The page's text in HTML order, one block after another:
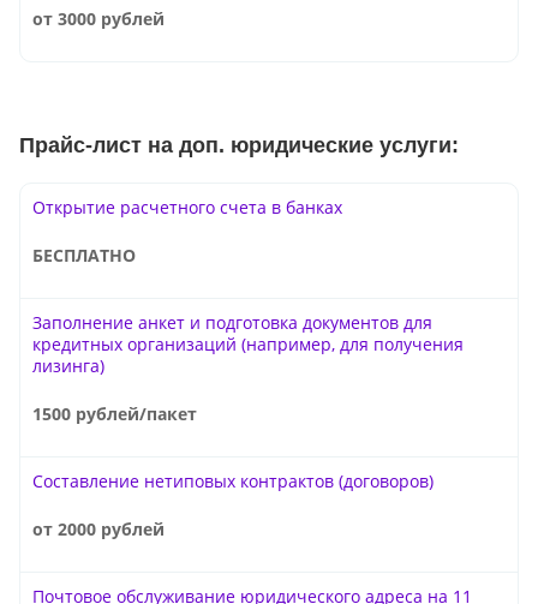
от 3000 рублей
Прайс-лист на доп. юридические услуги:
Открытие расчетного счета в банках
БЕСПЛАТНО
Заполнение анкет и подготовка документов для
кредитных организаций (например, для получения
лизинга)
1500 рублей/пакет
Составление нетиповых контрактов (договоров)
от 2000 рублей
Почтовое обслуживание юридического адреса на 11